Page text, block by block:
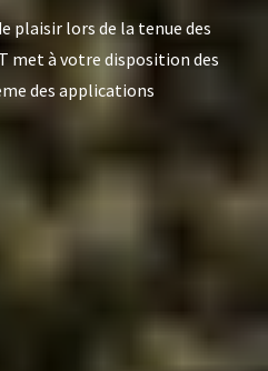
plaisir lors de la tenue des
met à votre disposition des
des applications